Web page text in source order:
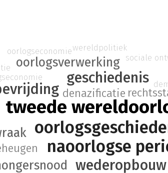
tweede
naoorlogse
geschiedenis
wederopbouw
oorlogsverwerking
denazificatie
oorlogseconomiewereldpolitiek
sociale